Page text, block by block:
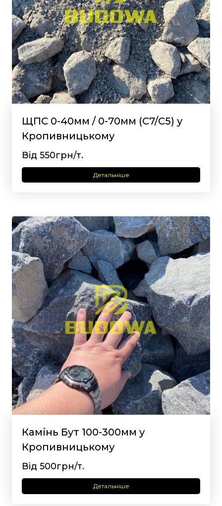
ЩПС 0-40мм / 0-70мм (С7/С5) у
Кропивницькому
Від 550грн/т.
Детальніше
Камінь Бут 100-300мм у
Кропивницькому
Від 500грн/т.
Детальніше